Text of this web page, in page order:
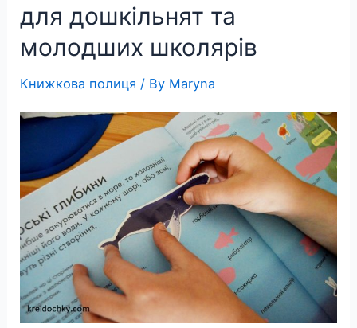
для дошкільнят та
молодших школярів
Книжкова полиця / By Maryna